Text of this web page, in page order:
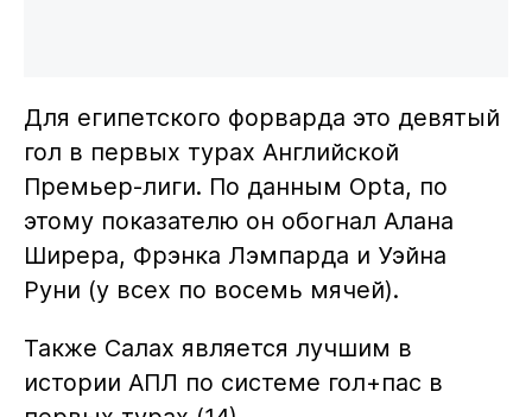
Для египетского форварда это девятый
гол в первых турах Английской
Премьер-лиги. По данным Opta, по
этому показателю он обогнал Алана
Ширера, Фрэнка Лэмпарда и Уэйна
Руни (у всех по восемь мячей).
Также Салах является лучшим в
истории АПЛ по системе гол+пас в